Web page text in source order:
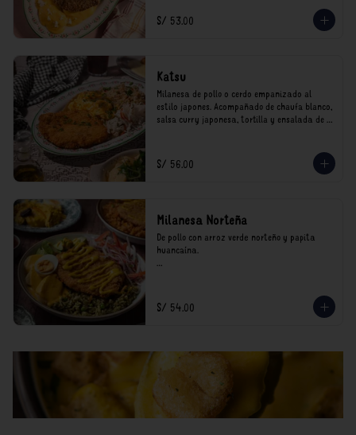
*Nuestros precios están expresados en soles e
incluyen impuestos de ley y recargo al
S/ 53.00
Katsu
Milanesa de pollo o cerdo empanizado al
estilo japones. Acompañado de chaufa blanco,
salsa curry japonesa, tortilla y ensalada de
*Nuestros precios están expresados en soles e
incluyen impuestos de ley y recargo al
S/ 56.00
Milanesa Norteña
De pollo con arroz verde norteño y papita
huancaína.
consumo.
S/ 54.00